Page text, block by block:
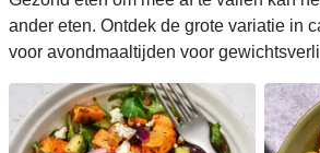
ander eten. Ontdek de grote variatie in
voor avondmaaltijden voor